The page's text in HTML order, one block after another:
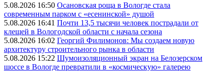
5.08.2026 16:50 Осановская роща в Вологде стала
современным парком с «есенинской» душой
5.08.2026 16:41 Почти 13,5 тысячи человек пострадали от
клещей в Вологодской области с начала сезона
5.08.2026 16:02 Георгий Филимонов: Мы создаем новую
архитектуру строительного рынка в области
5.08.2026 15:22 Шумоизоляционный экран на Белозерском
шоссе в Вологде превратили в «космическую» галерею